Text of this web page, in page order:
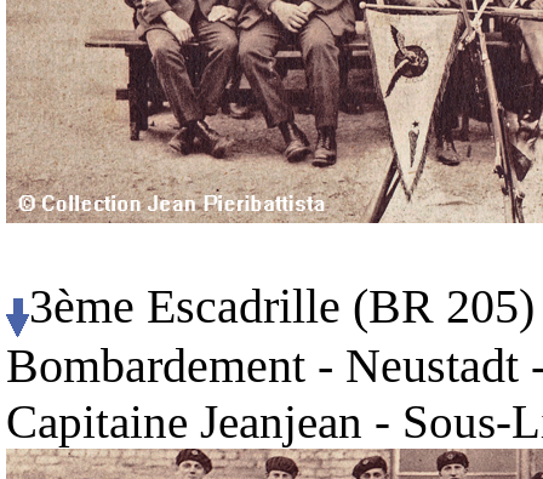
3ème Escadrille (BR
Bombardement -
Capitaine Jeanjean - Sous-